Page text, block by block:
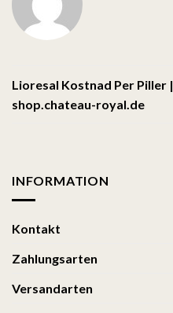
Lioresal Kostnad Per Piller |
shop.chateau-royal.de
INFORMATION
Kontakt
Zahlungsarten
Versandarten